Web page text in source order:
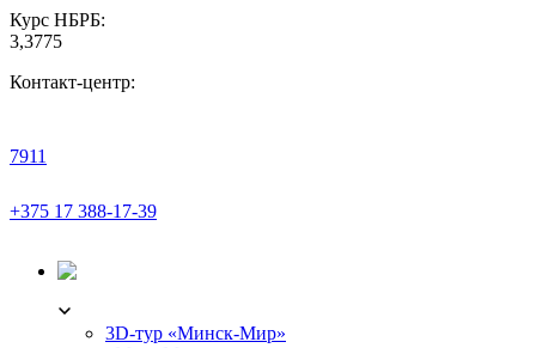
Курс НБРБ:
3,3775
Контакт-центр:
7911
+375 17 388-17-39
3D-тур «Минск-Мир»